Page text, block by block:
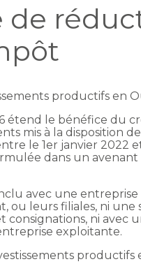
de
productifs en
étend le bénéfice du
mis à la disposition
le 1er janvier 2022
dans un
avec une
ou leurs filiales, ni
consignations, ni avec
exploitante.